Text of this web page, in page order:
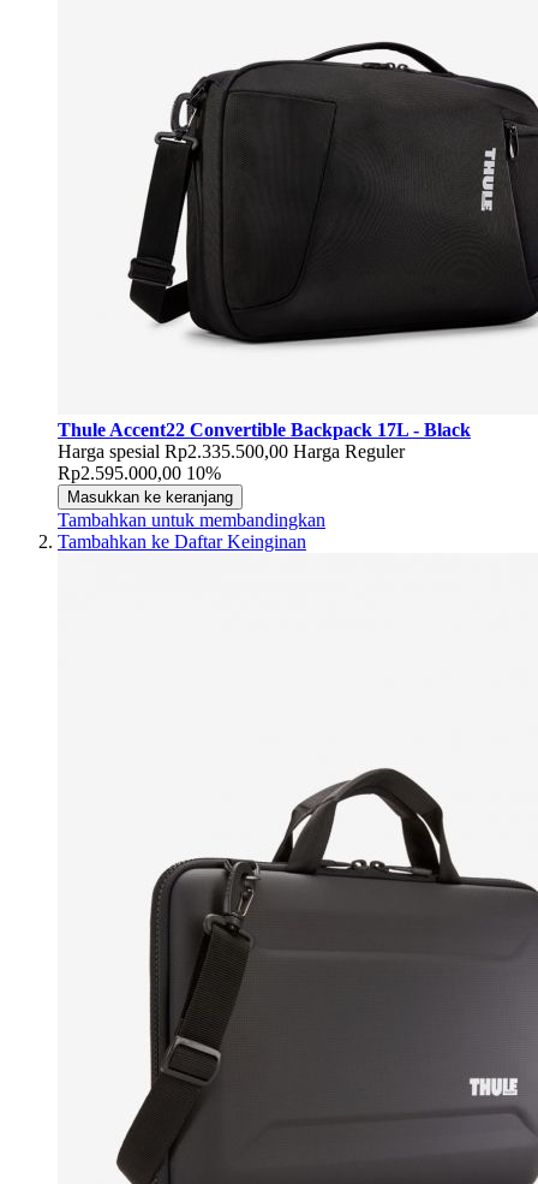
Thule Accent22 Convertible Backpack 17L - Black
Harga spesial Rp2.335.500,00 Harga Reguler
Rp2.595.000,00 10%
Masukkan ke keranjang
Tambahkan untuk membandingkan
Tambahkan ke Daftar Keinginan